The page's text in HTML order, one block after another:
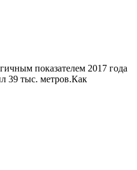
показателем 2017 года
39 тыс. метров.Как